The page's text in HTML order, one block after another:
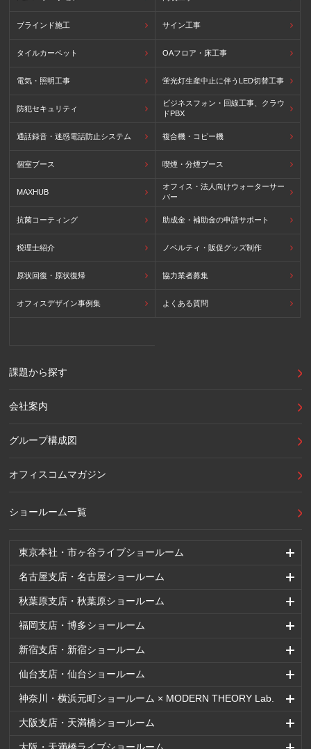
東京本社・市ヶ谷ライブショールーム
名古屋支店・名古屋ショールーム
秋葉原支店・秋葉原ショールーム
福岡支店・博多ショールーム
新宿支店・新宿ショールーム
仙台支店・仙台ショールーム
神奈川・横浜元町ショールーム × MODERN THEORY Lab.
大阪支店・天満橋ショールーム
ブラインド施工 サイン工事
タイルカーペット OAフロア・床工事
電気・照明工事 蛍光灯生産中止に伴うLED切替工事
防犯セキュリティ
ビジネスフォン・回線工事、クラウ
ドPBX
通話録音・迷惑電話防止システム 複合機・コピー機
個室ブース 喫煙・分煙ブース
MAXHUB
オフィス・法人向けウォーターサー
バー
抗菌コーティング 助成金・補助金の申請サポート
税理士紹介 ノベルティ・販促グッズ制作
原状回復・原状復帰 協力業者募集
オフィスデザイン事例集 よくある質問
課題から探す
会社案内
グループ構成図
オフィスコムマガジン
ショールーム一覧